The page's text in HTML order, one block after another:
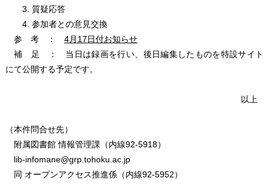
3. 質疑応答
4. 参加者との意見交換
参 考 ： 4月17日付お知らせ
補 足 ： 当日は録画を行い、後日編集したものを特設サイト
にて公開する予定です。
以上
（本件問合せ先）
附属図書館 情報管理課（内線92-5918）
lib-infomane@grp.tohoku.ac.jp
同 オープンアクセス推進係（内線92-5952）